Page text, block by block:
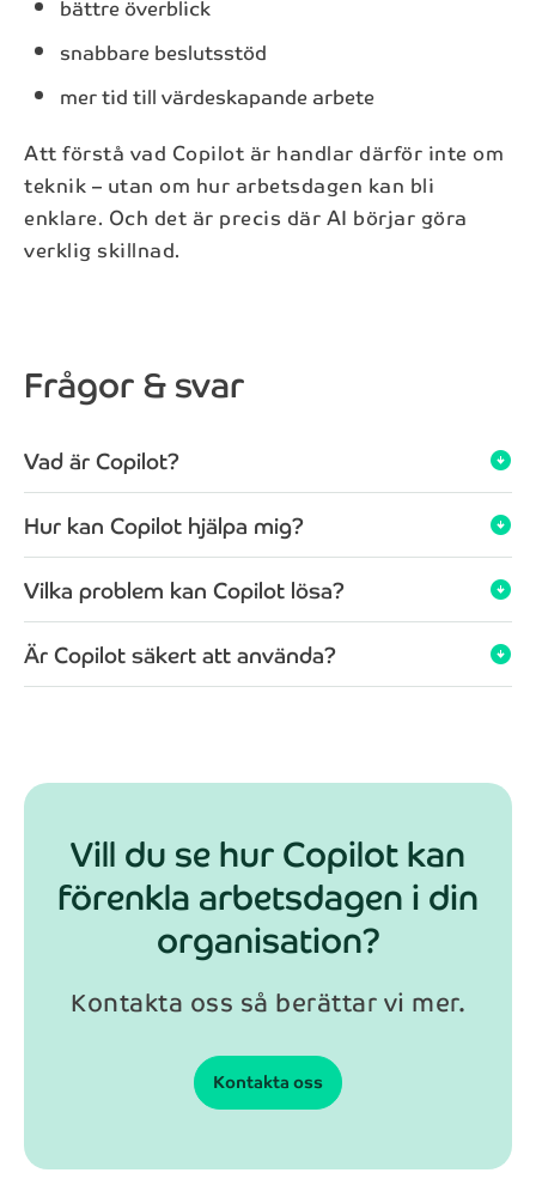
bättre överblick
snabbare beslutsstöd
mer tid till värdeskapande arbete
Att förstå vad Copilot är handlar därför inte om
teknik – utan om hur arbetsdagen kan bli
enklare. Och det är precis där AI börjar göra
verklig skillnad.
Frågor & svar
Vad är Copilot? arrow_circle_down
Hur kan Copilot hjälpa mig? arrow_circle_down
Vilka problem kan Copilot lösa? arrow_circle_down
Är Copilot säkert att använda? arrow_circle_down
Vill du se hur Copilot kan
förenkla arbetsdagen i din
organisation?
Kontakta oss så berättar vi mer.
Kontakta oss
Prenumerera på vårt nyhetsbrev
Få koll på det senaste i branschen med vårt
nyhetsbrev.
E-post*
Anmäl dig
Genom att registrera dig för nyhetsbrevet så kommer
dina personuppgifter behandlas enligt NAB:s